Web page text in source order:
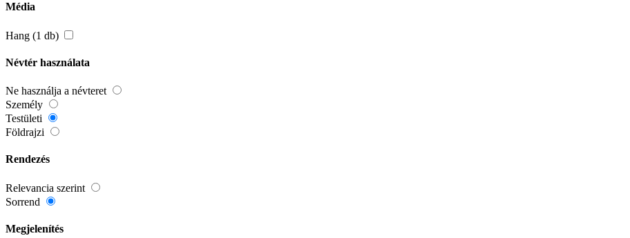
Média
Hang (1 db)
Névtér használata
Ne használja a névteret
Személy
Testületi
Földrajzi
Rendezés
Relevancia szerint
Sorrend
Megjelenítés